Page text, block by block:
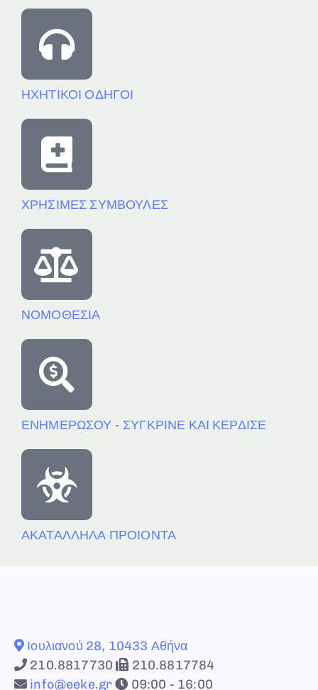
ΗΧΗΤΙΚΟΙ ΟΔΗΓΟΙ
ΧΡΗΣΙΜΕΣ ΣΥΜΒΟΥΛΕΣ
ΝΟΜΟΘΕΣΙΑ
ΕΝΗΜΕΡΩΣΟΥ - ΣΥΓΚΡΙΝΕ ΚΑΙ ΚΕΡΔΙΣΕ
ΑΚΑΤΑΛΛΗΛΑ ΠΡΟΙΟΝΤΑ
Ιουλιανού 28, 10433 Αθήνα
210.8817730
210.8817784
info@eeke.gr
09:00 - 16:00